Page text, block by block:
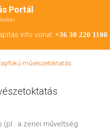
Portál
info vonal: +36 30 220 1100
művészetoktatás
(pl.: a zenei műveltség